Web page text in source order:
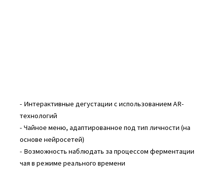
- Интерактивные дегустации с использованием AR-
технологий
- Чайное меню, адаптированное под тип личности (на
основе нейросетей)
- Возможность наблюдать за процессом ферментации
чая в режиме реального времени